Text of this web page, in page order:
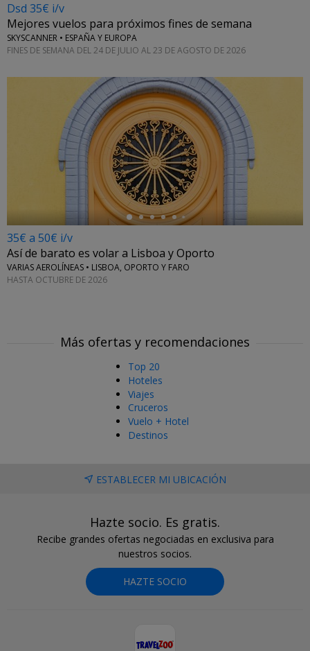
Dsd 35€ i/v
Mejores vuelos para próximos fines de semana
SKYSCANNER • ESPAÑA Y EUROPA
FINES DE SEMANA DEL 24 DE JULIO AL 23 DE AGOSTO DE 2026
35€ a 50€ i/v
Así de barato es volar a Lisboa y Oporto
VARIAS AEROLÍNEAS • LISBOA, OPORTO Y FARO
HASTA OCTUBRE DE 2026
Más ofertas y recomendaciones
Top 20
Hoteles
Viajes
Cruceros
Vuelo + Hotel
Destinos
ESTABLECER MI UBICACIÓN
Hazte socio. Es gratis.
Recibe grandes ofertas negociadas en exclusiva para
nuestros socios.
HAZTE SOCIO